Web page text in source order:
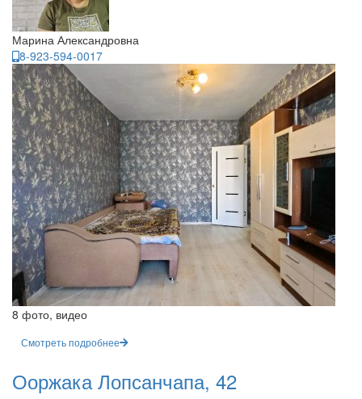
Марина Александровна
8-923-594-0017
8 фото, видео
Смотреть подробнее
Ооржака Лопсанчапа, 42